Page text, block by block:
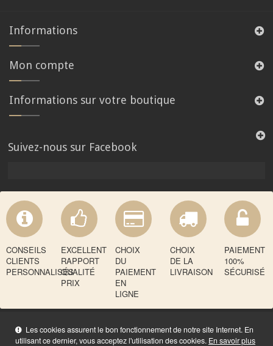
Les cookies assurent le bon fonctionnement de notre site Internet. En
utilisant ce dernier, vous acceptez l'utilisation des cookies. En savoir plus
Informations
Mon compte
Informations sur votre boutique
Suivez-nous sur Facebook
CONSEILS
CLIENTS
PERSONNALISÉS
EXCELLENT
RAPPORT
QUALITÉ
PRIX
CHOIX
DU
PAIEMENT
EN
LIGNE
CHOIX
DE LA
LIVRAISON
PAIEMENT
100%
SÉCURISÉ